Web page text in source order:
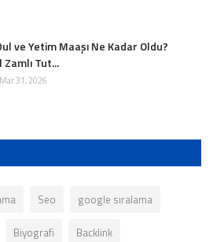
ve Yetim Maaşı Ne Kadar Oldu?
Zamlı Tut...
Mar 31, 2026
Seo google sıralama
Biyografi Backlink